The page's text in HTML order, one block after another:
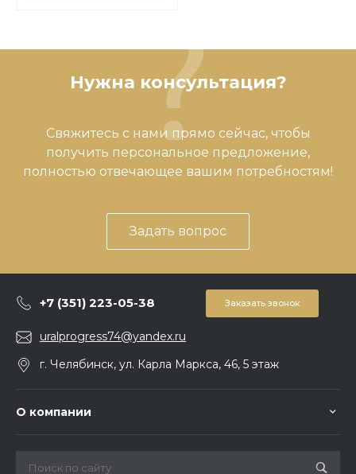
Нужна консультация?
Свяжитесь с нами прямо сейчас, чтобы
получить персональное предложение,
полностью отвечающее вашим потребностям!
Задать вопрос
+7 (351) 223-05-38 Заказать звонок
uralprogress74@yandex.ru
г. Челябинск, ул. Карла Маркса, 46, 5 этаж
О компании